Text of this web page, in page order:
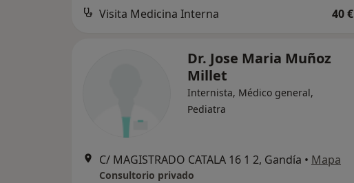
Visita Medicina Interna 40 €
Dr. Jose Maria Muñoz
Millet
Internista, Médico general,
Pediatra
C/ MAGISTRADO CATALA 16 1 2, Gandía • Mapa
Consultorio privado